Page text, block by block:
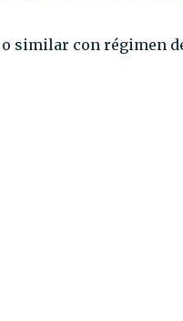
similar con régimen